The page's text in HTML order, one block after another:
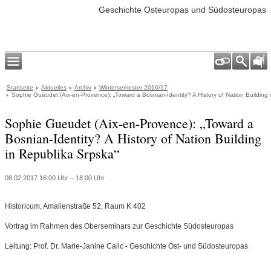
Geschichte Osteuropas und Südosteuropas
Startseite Aktuelles Archiv
Wintersemester 2016/17
Sophie Gueudet (Aix-en-Provence): „Toward a Bosnian-Identity? A History of Nation Building
Sophie Gueudet (Aix-en-Provence): „Toward a
Bosnian-Identity? A History of Nation Building
in Republika Srpska“
08.02.2017 16:00 Uhr – 18:00 Uhr
Historicum, Amalienstraße 52, Raum K 402
Vortrag im Rahmen des Oberseminars zur Geschichte Südosteuropas
Leitung: Prof. Dr. Marie-Janine Calic - Geschichte Ost- und Südosteuropas